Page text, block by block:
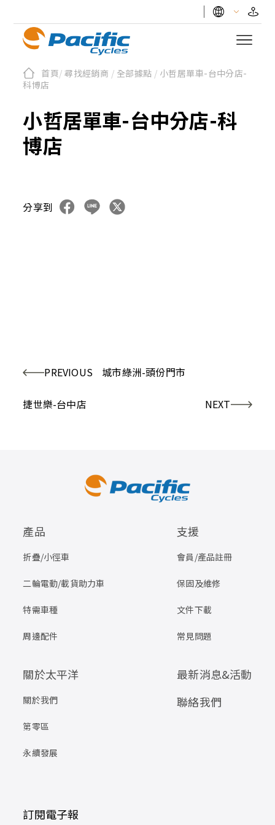
首頁/ 尋找經銷商 / 全部據點 / 小哲居單車-台中分店-
科博店
小哲居單車-台中分店-科
博店
分享到
PREVIOUS 城市綠洲-頭份門市
NEXT
捷世樂-台中店
產品
折疊/小徑車
二輪電動/載貨助力車
特需車種
周邊配件
支援
會員/產品註冊
保固及維修
文件下載
常見問題
關於太平洋
關於我們
第零區
永續發展
最新消息&活動
聯絡我們
訂閱電子報